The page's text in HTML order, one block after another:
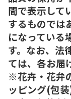
間で表示して
するものでは
になっている
す。なお、法
ては、各お届
※花卉・花弁
ッピング(包